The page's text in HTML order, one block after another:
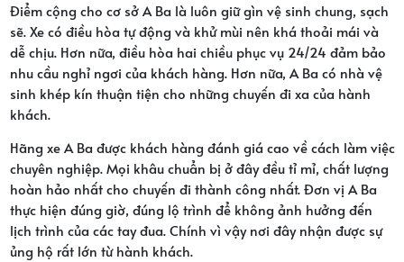
Điểm cộng cho cơ sở A Ba là luôn giữ gìn vệ sinh chung, sạch
sẽ. Xe có điều hòa tự động và khử mùi nên khá thoải mái và
dễ chịu. Hơn nữa, điều hòa hai chiều phục vụ 24/24 đảm bảo
nhu cầu nghỉ ngơi của khách hàng. Hơn nữa, A Ba có nhà vệ
sinh khép kín thuận tiện cho những chuyến đi xa của hành
khách.
Hãng xe A Ba được khách hàng đánh giá cao về cách làm việc
chuyên nghiệp. Mọi khâu chuẩn bị ở đây đều tỉ mỉ, chất lượng
hoàn hảo nhất cho chuyến đi thành công nhất. Đơn vị A Ba
thực hiện đúng giờ, đúng lộ trình để không ảnh hưởng đến
lịch trình của các tay đua. Chính vì vậy nơi đây nhận được sự
ủng hộ rất lớn từ hành khách.